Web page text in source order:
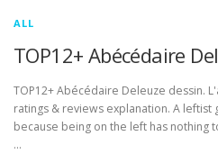
ALL
TOP12+ Abécédaire
TOP12+ Abécédaire Deleuze dessin.
ratings & reviews explanation. A
because being on the left has
…